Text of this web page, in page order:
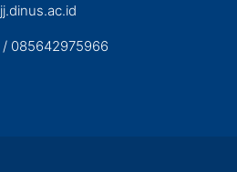
085642975966